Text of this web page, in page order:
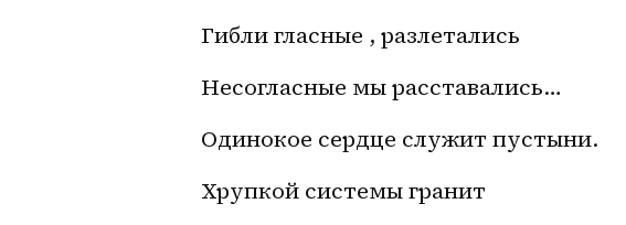
Гибли гласные , разлетались
Несогласные мы расставались…
Одинокое сердце служит пустыни.
Хрупкой системы гранит